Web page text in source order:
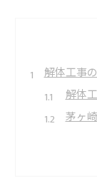
解体工事
解体
茅ヶ
解体